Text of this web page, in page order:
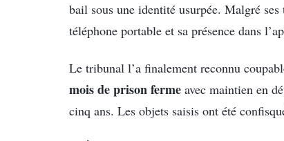
bail sous une identité usurpée. Malgré
téléphone portable et sa présence dans
Le tribunal l’a finalement reconnu
mois de prison ferme avec maintien en
cinq ans. Les objets saisis ont été